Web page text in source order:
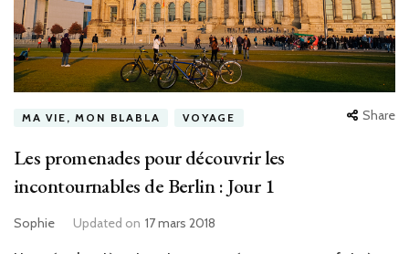
MA VIE, MON BLABLA VOYAGE Share
Les promenades pour découvrir les
incontournables de Berlin : Jour 1
Sophie Updated on 17 mars 2018